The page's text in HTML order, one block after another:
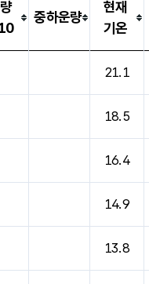
중하운량
현재
기온
21.1
18.5
16.4
14.9
13.8